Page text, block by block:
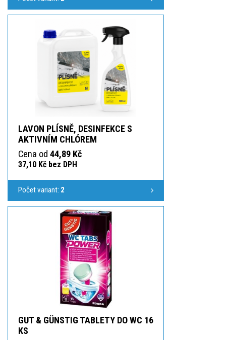
LAVON PLÍSNĚ, DESINFEKCE S
AKTIVNÍM CHLÓREM
Cena od 44,89 Kč
37,10 Kč bez DPH
Počet variant: 2
GUT & GÜNSTIG TABLETY DO WC 16
KS